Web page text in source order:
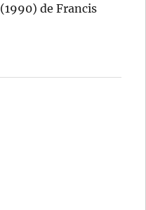
(1990) de Francis